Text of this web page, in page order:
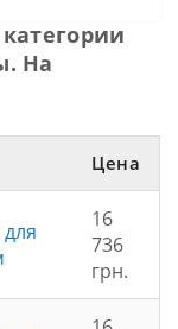
На
Цена
16
736
грн.